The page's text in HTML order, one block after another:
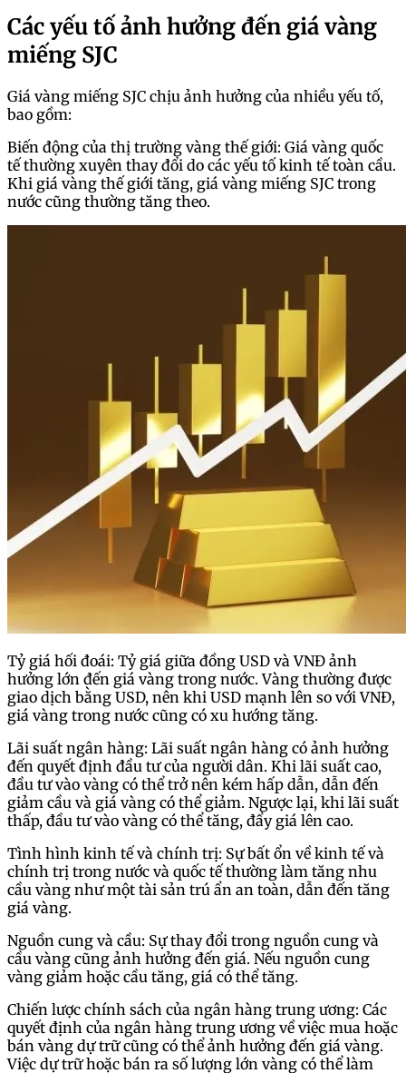
Các yếu tố ảnh hưởng đến giá vàng
miếng SJC
Giá vàng miếng SJC chịu ảnh hưởng của nhiều yếu tố,
bao gồm:
Biến động của thị trường vàng thế giới: Giá vàng quốc
tế thường xuyên thay đổi do các yếu tố kinh tế toàn cầu.
Khi giá vàng thế giới tăng, giá vàng miếng SJC trong
nước cũng thường tăng theo.
Tỷ giá hối đoái: Tỷ giá giữa đồng USD và VNĐ ảnh
hưởng lớn đến giá vàng trong nước. Vàng thường được
giao dịch bằng USD, nên khi USD mạnh lên so với VNĐ,
giá vàng trong nước cũng có xu hướng tăng.
Lãi suất ngân hàng: Lãi suất ngân hàng có ảnh hưởng
đến quyết định đầu tư của người dân. Khi lãi suất cao,
đầu tư vào vàng có thể trở nên kém hấp dẫn, dẫn đến
giảm cầu và giá vàng có thể giảm. Ngược lại, khi lãi suất
thấp, đầu tư vào vàng có thể tăng, đẩy giá lên cao.
Tình hình kinh tế và chính trị: Sự bất ổn về kinh tế và
chính trị trong nước và quốc tế thường làm tăng nhu
cầu vàng như một tài sản trú ẩn an toàn, dẫn đến tăng
giá vàng.
Nguồn cung và cầu: Sự thay đổi trong nguồn cung và
cầu vàng cũng ảnh hưởng đến giá. Nếu nguồn cung
vàng giảm hoặc cầu tăng, giá có thể tăng.
Chiến lược chính sách của ngân hàng trung ương: Các
quyết định của ngân hàng trung ương về việc mua hoặc
bán vàng dự trữ cũng có thể ảnh hưởng đến giá vàng.
Việc dự trữ hoặc bán ra số lượng lớn vàng có thể làm